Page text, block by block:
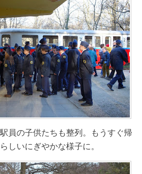
員の子供たちも整列。もうすぐ帰
しいにぎやかな様子に。